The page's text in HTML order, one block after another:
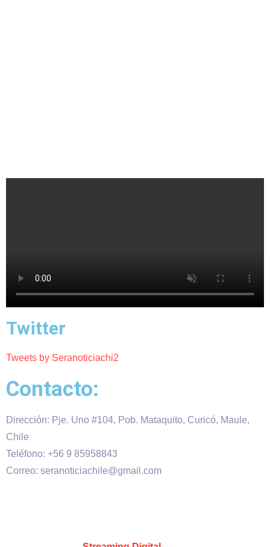
Twitter
Tweets by Seranoticiachi2
Contacto:
Dirección: Pje. Uno #104, Pob. Mataquito, Curicó, Maule,
Chile
Teléfono: +56 9 85958843
Correo: seranoticiachile@gmail.com